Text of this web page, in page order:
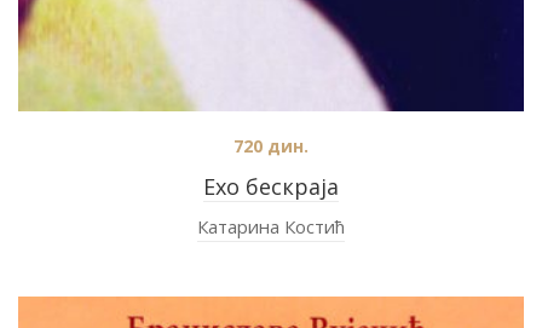
Ехо бескраја
720 дин.
Катарина Костић